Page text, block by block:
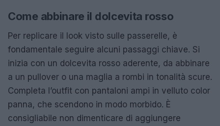
Come abbinare il dolcevita rosso
Per replicare il look visto sulle passerelle, è
fondamentale seguire alcuni passaggi chiave. Si
inizia con un dolcevita rosso aderente, da abbinare
a un pullover o una maglia a rombi in tonalità scure.
Completa l’outfit con pantaloni ampi in velluto color
panna, che scendono in modo morbido. È
consigliabile non dimenticare di aggiungere